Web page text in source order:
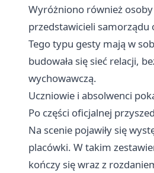
Wyróżniono również osoby
przedstawicieli samorządu
Tego typu gesty mają w
budowała się sieć relacji,
wychowawczą.
Uczniowie i absolwenci
Po części oficjalnej
Na scenie pojawiły się
placówki. W takim
kończy się wraz z